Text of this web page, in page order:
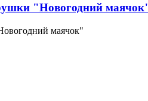
"Новогодний
маячок"